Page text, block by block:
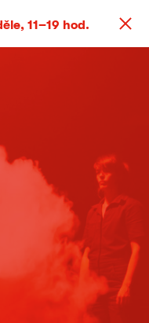
11–19 hod.